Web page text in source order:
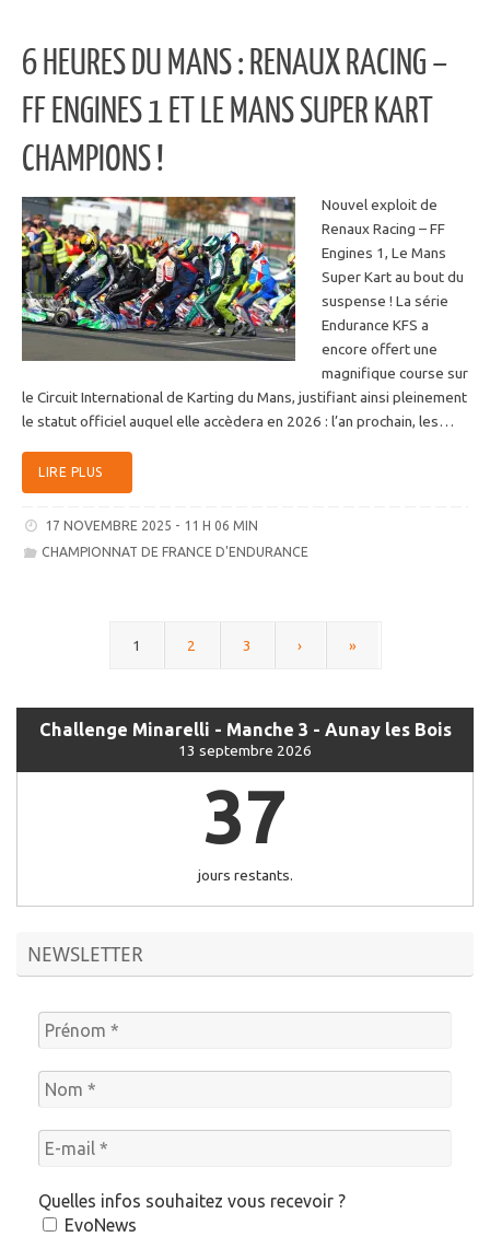
6 HEURES DU MANS : RENAUX RACING –
FF ENGINES 1 ET LE MANS SUPER KART
CHAMPIONS !
Nouvel exploit de
Renaux Racing – FF
Engines 1, Le Mans
Super Kart au bout du
suspense ! La série
Endurance KFS a
encore offert une
magnifique course sur
le Circuit International de Karting du Mans, justifiant ainsi pleinement
le statut officiel auquel elle accèdera en 2026 : l’an prochain, les…
LIRE PLUS
17 NOVEMBRE 2025 - 11 H 06 MIN
CHAMPIONNAT DE FRANCE D'ENDURANCE
1 2 3 › »
Challenge Minarelli - Manche 3 - Aunay les Bois
13 septembre 2026
37
jours restants.
NEWSLETTER
Quelles infos souhaitez vous recevoir ?
EvoNews